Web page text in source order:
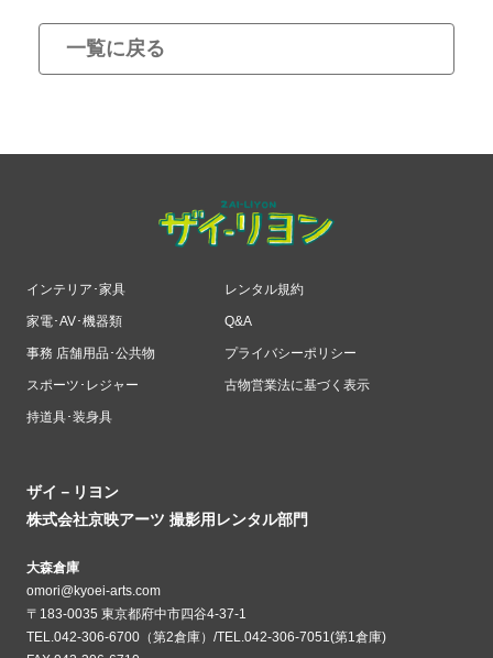
一覧に戻る
インテリア･家具
家電･AV･機器類
事務 店舗用品･公共物
スポーツ･レジャー
持道具･装身具
レンタル規約
Q&A
プライバシーポリシー
古物営業法に基づく表示
ザイ－リヨン
株式会社京映アーツ 撮影用レンタル部門
大森倉庫
omori@kyoei-arts.com
〒183-0035 東京都府中市四谷4-37-1
TEL.042-306-6700（第2倉庫）/TEL.042-306-7051(第1倉庫)